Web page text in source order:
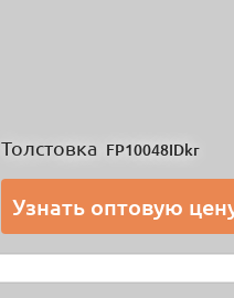
Толстовка FP10048IDkr
Узнать оптовую